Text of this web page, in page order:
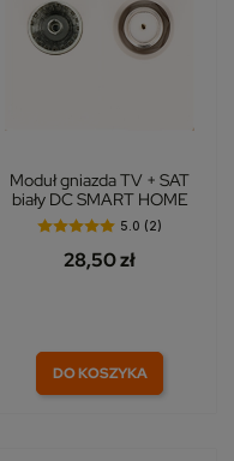
Moduł gniazda TV + SAT
biały DC SMART HOME
5.0 (2)
28,50 zł
DO KOSZYKA